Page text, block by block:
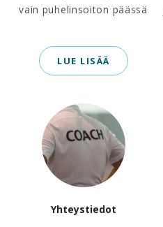
vain puhelinsoiton päässä
LUE LISÄÄ
Yhteystiedot